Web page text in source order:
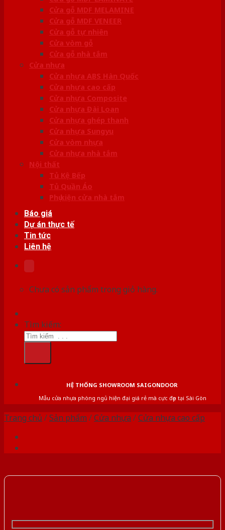
Cửa gỗ MDF MELAMINE
Cửa gỗ MDF VENEER
Cửa gỗ tự nhiên
Cửa vòm gỗ
Cửa gỗ nhà tắm
Cửa nhựa
Cửa nhựa ABS Hàn Quốc
Cửa nhựa cao cấp
Cửa nhựa Composite
Cửa nhựa Đài Loan
Cửa nhựa ghép thanh
Cửa nhựa Sungyu
Cửa vòm nhựa
Cửa nhựa nhà tắm
Nội thất
Tủ Kệ Bếp
Tủ Quần Áo
Phụ kiện cửa nhà tắm
Báo giá
Dự án thực tế
Tin tức
Liên hệ
Chưa có sản phẩm trong giỏ hàng.
Tìm kiếm:
HỆ THỐNG SHOWROOM SAIGONDOOR
Mẫu cửa nhựa phòng ngủ hiện đại giá rẻ mà cực đẹp tại Sài Gòn
Trang chủ /Sản phẩm /Cửa nhựa /Cửa nhựa cao cấp